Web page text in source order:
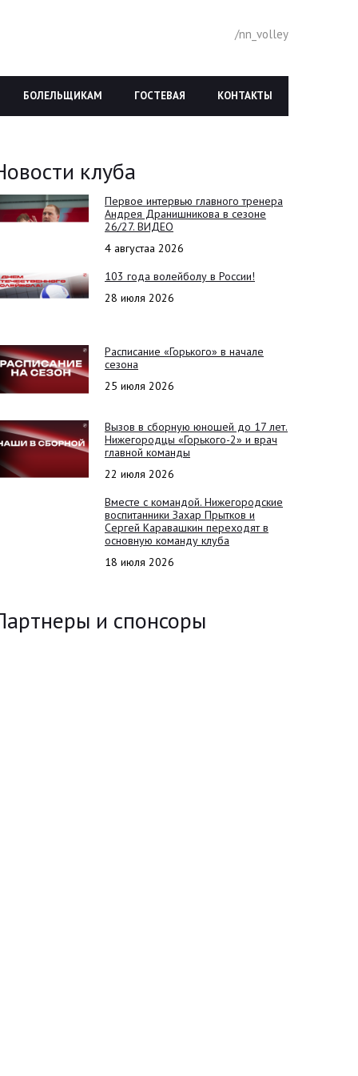
/nn_volley
КОНТАКТЫ
ГОСТЕВАЯ
БОЛЕЛЬЩИКАМ
клуба
Первое интервью главного тренера
Андрея Дранишникова в сезоне
26/27. ВИДЕО
4 августаа 2026
103 года волейболу в России!
28 июля 2026
Расписание «Горького» в начале
сезона
25 июля 2026
Вызов в сборную юношей до 17 лет.
Нижегородцы «Горького-2» и врач
главной команды
22 июля 2026
Вместе с командой. Нижегородские
воспитанники Захар Прытков и
Сергей Каравашкин переходят в
основную команду клуба
18 июля 2026
и спонсоры